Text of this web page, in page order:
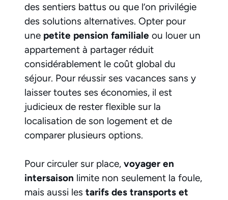
des sentiers battus ou que l’on privilégie
des solutions alternatives. Opter pour
une petite pension familiale ou louer un
appartement à partager réduit
considérablement le coût global du
séjour. Pour réussir ses vacances sans y
laisser toutes ses économies, il est
judicieux de rester flexible sur la
localisation de son logement et de
comparer plusieurs options.
Pour circuler sur place, voyager en
intersaison limite non seulement la foule,
mais aussi les tarifs des transports et